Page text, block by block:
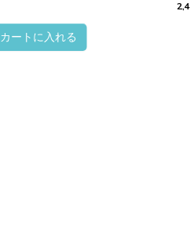
カートに入れる